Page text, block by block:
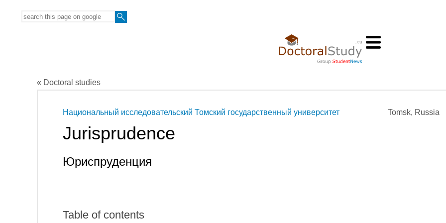
« Doctoral studies
Tomsk, Russia
Национальный исследовательский Томский государственный университет
Jurisprudence
Юриспруденция
Table of contents